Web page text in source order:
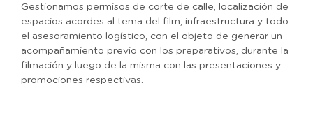
Gestionamos permisos de corte de calle, localización de
espacios acordes al tema del film, infraestructura y todo
el asesoramiento logístico, con el objeto de generar un
acompañamiento previo con los preparativos, durante la
filmación y luego de la misma con las presentaciones y
promociones respectivas.